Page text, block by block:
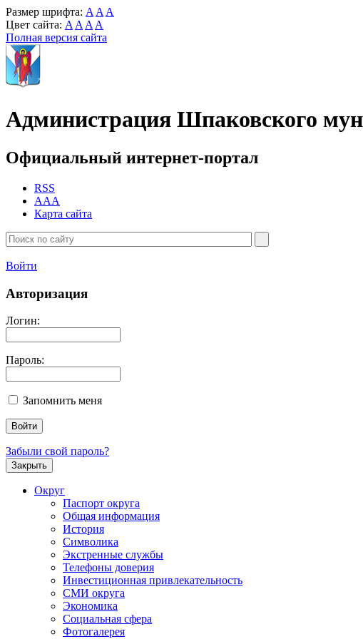
Размер шрифта: A A A
Цвет сайта: A A A A
Полная версия сайта
Администрация Шпаковского
Официальный интернет-портал
RSS
AAA
Карта сайта
Войти
Авторизация
Логин:
Пароль:
Запомнить меня
Забыли свой пароль?
Закрыть
Округ
Паспорт округа
Общая информация
История
Символика
Экстренные службы
Телефоны доверия
Инвестиционная привлекательность
СМИ округа
Экономика
Социальная сфера
Фотогалерея